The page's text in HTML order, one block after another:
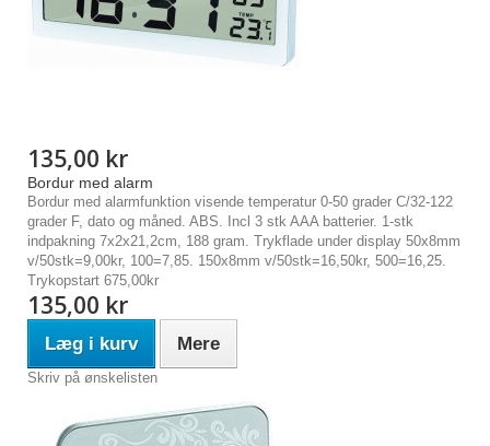
135,00 kr
Bordur med alarm
Bordur med alarmfunktion visende temperatur 0-50 grader C/32-122
grader F, dato og måned. ABS. Incl 3 stk AAA batterier. 1-stk
indpakning 7x2x21,2cm, 188 gram. Trykflade under display 50x8mm
v/50stk=9,00kr, 100=7,85. 150x8mm v/50stk=16,50kr, 500=16,25.
Trykopstart 675,00kr
135,00 kr
Læg i kurv Mere
Skriv på ønskelisten